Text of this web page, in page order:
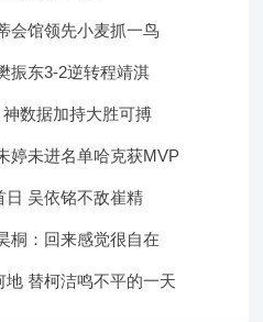
会馆领先小麦抓一鸟
振东3-2逆转程靖淇
数据加持大胜可搏
婷未进名单哈克获MVP
日 吴依铭不敌崔精
桐：回来感觉很自在
替柯洁鸣不平的一天